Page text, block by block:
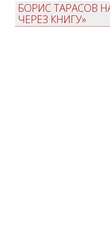
БОРИС ТАРАСОВ
ЧЕРЕЗ КНИГУ»